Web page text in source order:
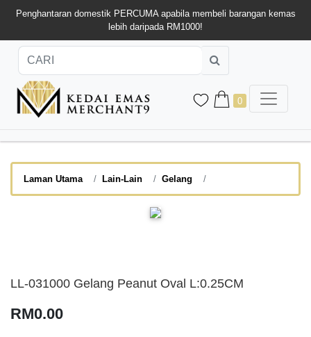
Penghantaran domestik PERCUMA apabila membeli barangan kemas
lebih daripada RM1000!
0
Laman Utama Lain-Lain Gelang
LL-031000 Gelang Peanut Oval L:0.25CM
RM0.00